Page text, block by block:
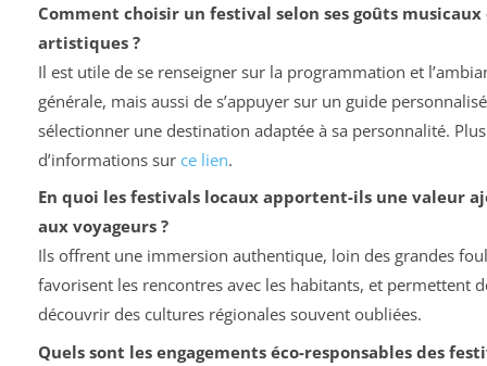
Comment choisir un festival selon ses goûts musicaux
artistiques ?
Il est utile de se renseigner sur la programmation et
générale, mais aussi de s’appuyer sur un guide
sélectionner une destination adaptée à sa personnalité. Plus
d’informations sur ce lien.
En quoi les festivals locaux apportent-ils une valeur
aux voyageurs ?
Ils offrent une immersion authentique, loin des grandes
favorisent les rencontres avec les habitants, et permettent
découvrir des cultures régionales souvent oubliées.
Quels sont les engagements éco-responsables des